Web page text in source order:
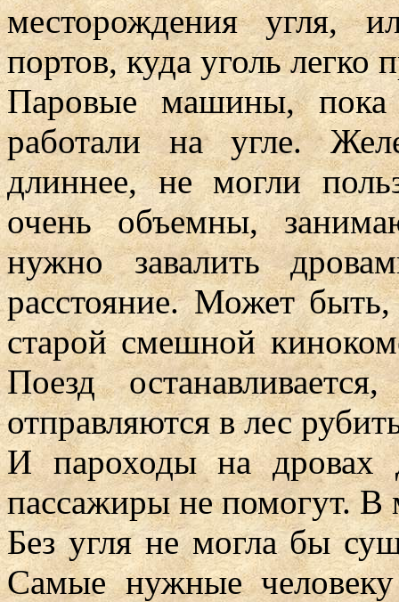
месторождения угля,
портов, куда уголь легко
Паровые машины, пока
работали на угле.
длиннее, не могли
очень объемны,
нужно завалить
расстояние. Может быть,
старой смешной
Поезд
отправляются в лес
И пароходы на дровах
пассажиры не помогут.
Без угля не могла бы
Самые нужные